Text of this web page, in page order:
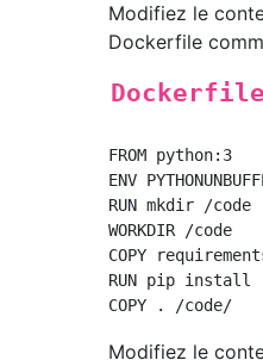
Modifiez le
Dockerfile
Dockerfile
FROM python:3
ENV
RUN mkdir /code
WORKDIR /code
COPY
RUN pip install
Modifiez le